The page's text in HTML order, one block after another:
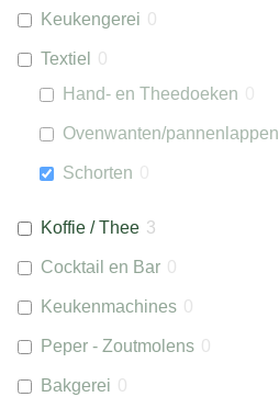
Keukengerei 0
Textiel
0
Hand- en Theedoeken
Ovenwanten/pannenlappen
Schorten
Koffie / Thee 3
Cocktail en Bar 0
Keukenmachines 0
Peper - Zoutmolens 0
Bakgerei 0